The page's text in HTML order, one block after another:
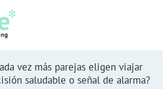
vez más parejas eligen viajar
saludable o señal de alarma?